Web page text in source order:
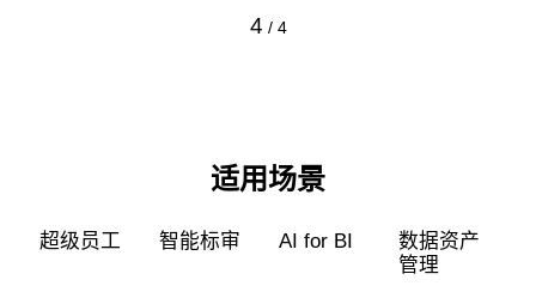
4 / 4
适用场景
超级员工 智能标审 AI for BI
数据资产
管理